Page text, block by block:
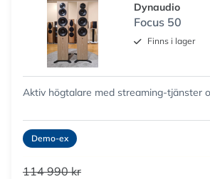
Dynaudio
Focus 50
Finns i lager
Aktiv högtalare med streaming-tjänster
Demo-ex
114 990 kr